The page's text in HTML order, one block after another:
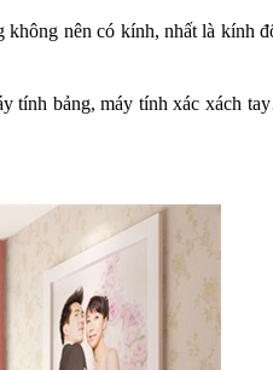
nên có kính, nhất là kính
tính bảng, máy tính xác xách